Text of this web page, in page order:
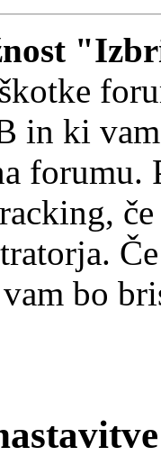
in ki
forumu.
bo